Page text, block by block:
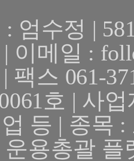
엄수정 |
이메일 :
| 팩스 061-
호 | 사
등 | 종목
용총괄